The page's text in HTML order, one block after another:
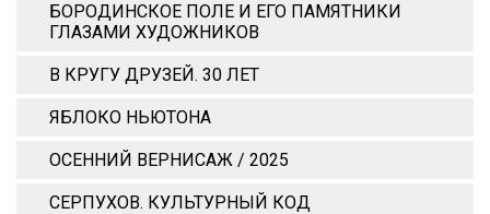
БОРОДИНСКОЕ ПОЛЕ И ЕГО ПАМЯТНИКИ
ГЛАЗАМИ ХУДОЖНИКОВ
В КРУГУ ДРУЗЕЙ. 30 ЛЕТ
ЯБЛОКО НЬЮТОНА
ОСЕННИЙ ВЕРНИСАЖ / 2025
СЕРПУХОВ. КУЛЬТУРНЫЙ КОД